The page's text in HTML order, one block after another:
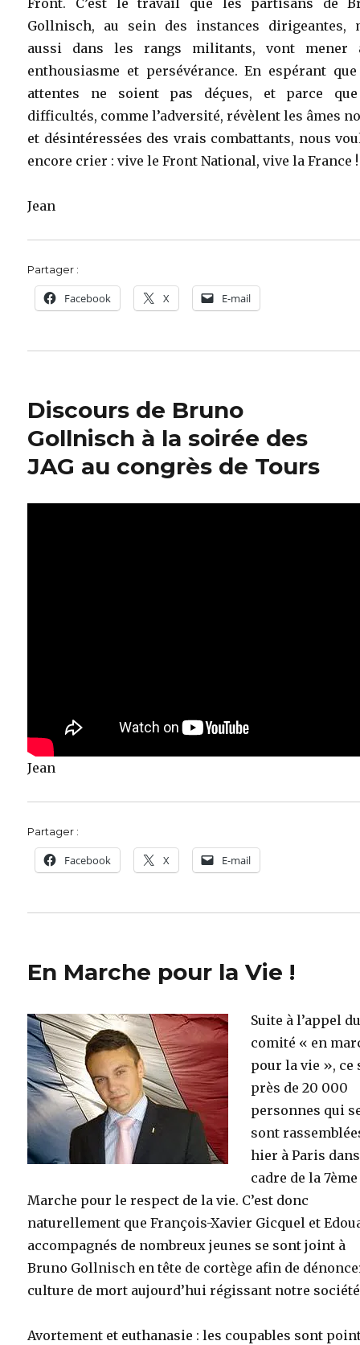
Front. C’est le travail que les partisans de
Gollnisch, au sein des instances dirigeantes,
aussi dans les rangs militants, vont mener
enthousiasme et persévérance. En espérant
attentes ne soient pas déçues, et parce
difficultés, comme l’adversité, révèlent les âmes
et désintéressées des vrais combattants, nous
encore crier : vive le Front National, vive la France !
Jean
Partager :
Facebook X E-mail
Discours de Bruno
Gollnisch à la soirée des
JAG au congrès de Tours
Jean
Partager :
Facebook X E-mail
En Marche pour la Vie !
Suite à l’appel
comité « en
pour la vie », ce
près de 20 000
personnes qui
sont
hier à Paris
cadre de la 7ème
Marche pour le respect de la vie. C’est donc
naturellement que François-Xavier Gicquel et
accompagnés de nombreux jeunes se sont joint à
Bruno Gollnisch en tête de cortège afin de
culture de mort aujourd’hui régissant notre
Avortement et euthanasie : les coupables sont